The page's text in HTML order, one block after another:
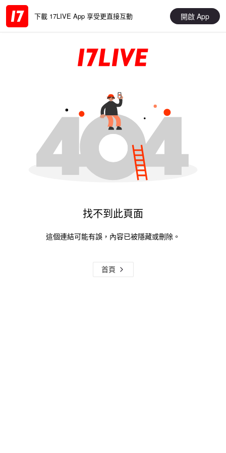
下載 17LIVE App 享受更直接互動 開啟 App
找不到此頁面
這個連結可能有誤，內容已被隱藏或刪除。
首頁